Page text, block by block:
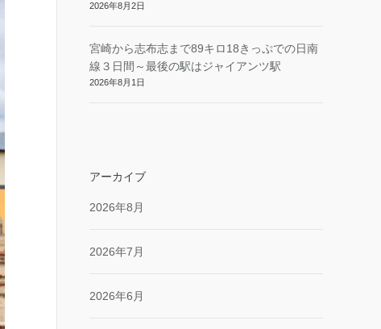
2026年8月2日
宮崎から志布志まで89キロ18きっぷでの日南
線３日間～最後の駅はジャイアンツ駅
2026年8月1日
アーカイブ
2026年8月
2026年7月
2026年6月